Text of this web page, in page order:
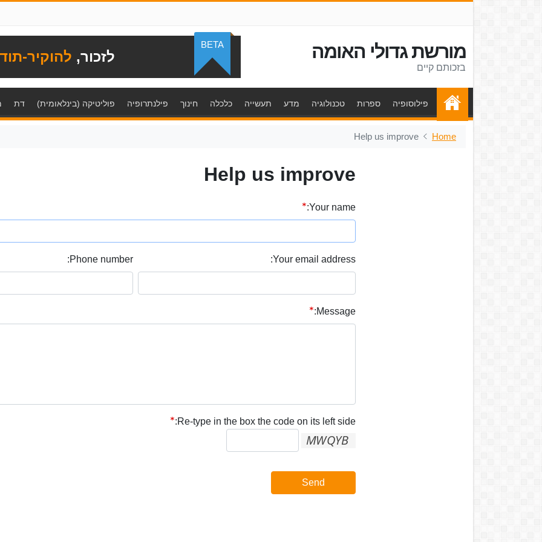
מורשת גדולי האומה
בזכותם קיים
לזכור, להוקיר-
BETA
פילוסופיה ספרות טכנולוגיה מדע תעשייה כלכלה חינוך פילנתרופיה פוליטיקה (בינלאומית) דת
Home
Help us improve
Help us improve
Your name:
Your email address:
Phone number:
Message:
Re-type in the box the code on its left side:
Send